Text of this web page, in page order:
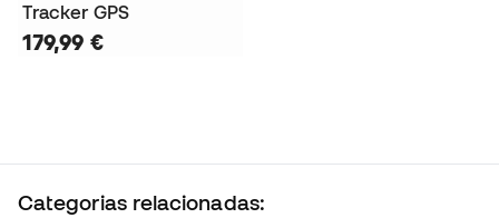
Tracker GPS
179,99 €
Categorias relacionadas: